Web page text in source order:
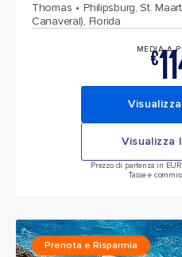
Thomas
Philipsburg, St.
Canaveral), Florida
MEDIA A
€
Visualizza
Prezzo di partenza in
Tasse e
Prenota e Risparmia